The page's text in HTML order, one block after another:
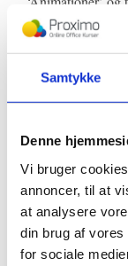
Samtykke
Denne
Vi bruger
annoncer, til at
at analysere
din brug af
for sociale
du ønsker.
Herefter vil der
venstre side.
Klar
Når du er færdig
nogle